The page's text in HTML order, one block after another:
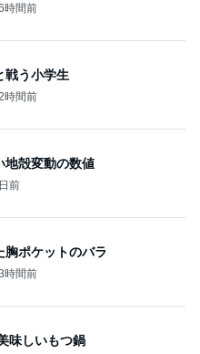
時間前
戦う小学生
時間前
地殻変動の数値
前
胸ポケットのバラ
時間前
味しいもつ鍋